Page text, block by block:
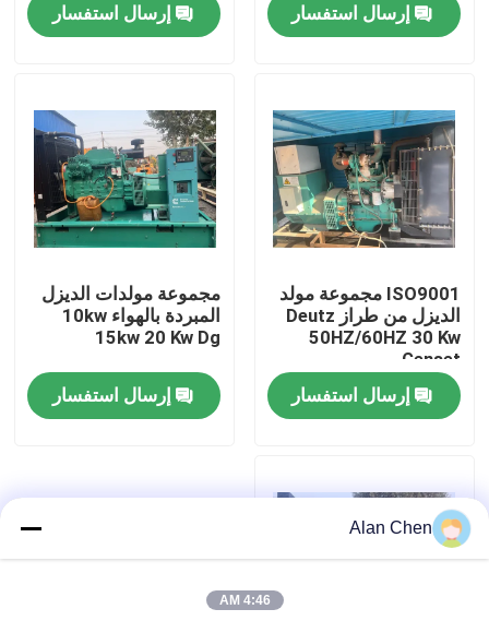
حول بنا
جولة في المعمل
اتصل بنا
طلب اقتباس
محرك فولفو
إرسال استفسار
إرسال استفسار
ISO9001 مجموعة مولد
الديزل من طراز Deutz
50HZ/60HZ 30 Kw
Genset
إرسال استفسار
مجموعة مولدات الديزل
المبردة بالهواء 10kw
15kw 20 Kw Dg
إرسال استفسار
Alan Chen
4:46 AM